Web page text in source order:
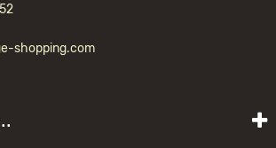
shopping.com